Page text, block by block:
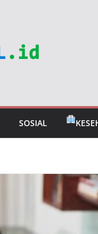
SOSIAL